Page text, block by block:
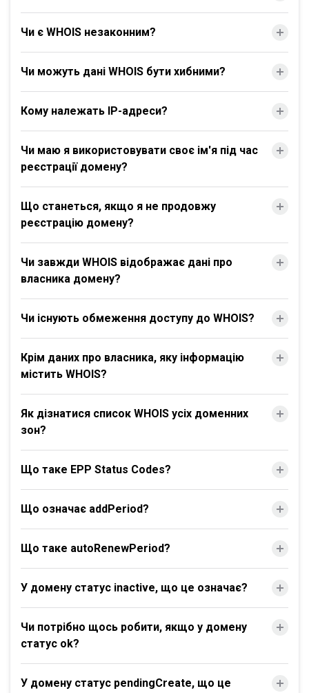
Чи є WHOIS незаконним?
Чи можуть дані WHOIS бути хибними?
Кому належать IP-адреси?
Чи маю я використовувати своє ім'я під час
реєстрації домену?
Що станеться, якщо я не продовжу
реєстрацію домену?
Чи завжди WHOIS відображає дані про
власника домену?
Чи існують обмеження доступу до WHOIS?
Крім даних про власника, яку інформацію
містить WHOIS?
Як дізнатися список WHOIS усіх доменних
зон?
Що таке EPP Status Codes?
Що означає addPeriod?
Що таке autoRenewPeriod?
У домену статус inactive, що це означає?
Чи потрібно щось робити, якщо у домену
статус ok?
У домену статус pendingCreate, що це